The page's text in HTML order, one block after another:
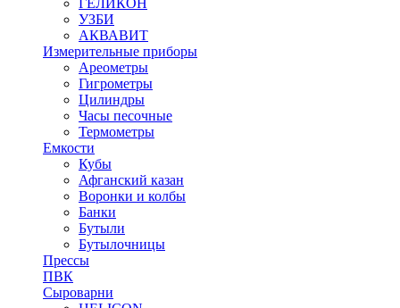
ГЕЛИКОН
УЗБИ
АКВАВИТ
Измерительные приборы
Ареометры
Гигрометры
Цилиндры
Часы песочные
Термометры
Емкости
Кубы
Афганский казан
Воронки и колбы
Банки
Бутыли
Бутылочницы
Прессы
ПВК
Сыроварни